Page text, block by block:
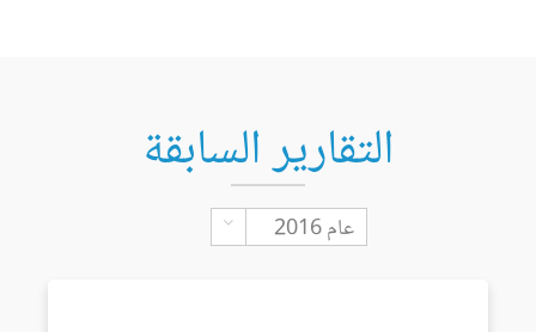
التقارير السابقة
عام 2016 Toggle Dropdown